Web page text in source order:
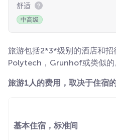
舒适
中高级
旅游包括2*3*级别的酒店和招
Polytech，Grunhof或类似的
旅游1人的费用，取决于住宿
基本住宿，标准间